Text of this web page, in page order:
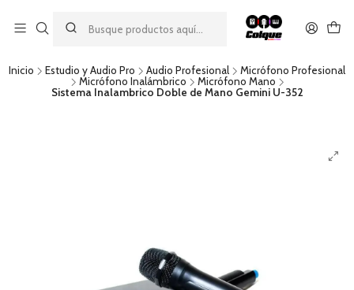
descuento por pago con transferencia bancaria
por una compra mínima de $49.990. Este descuento no es
acumulable a otras promociones ni aplicable a gastos de envío.
Inicio Estudio y Audio Pro Audio Profesional
Micrófono Profesional
Micrófono Inalámbrico
Micrófono Mano
Sistema Inalambrico Doble de Mano Gemini U-352